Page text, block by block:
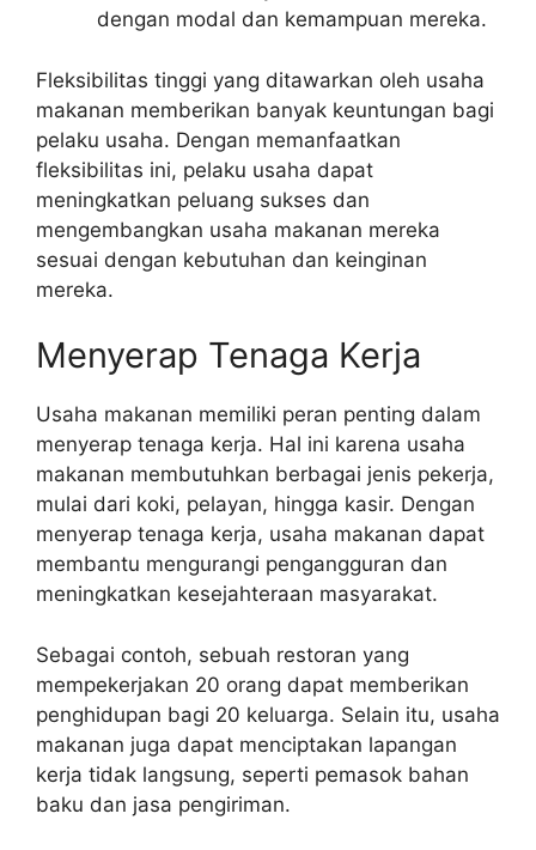
dengan modal dan kemampuan mereka.
Fleksibilitas tinggi yang ditawarkan oleh usaha
makanan memberikan banyak keuntungan bagi
pelaku usaha. Dengan memanfaatkan
fleksibilitas ini, pelaku usaha dapat
meningkatkan peluang sukses dan
mengembangkan usaha makanan mereka
sesuai dengan kebutuhan dan keinginan
mereka.
Menyerap Tenaga Kerja
Usaha makanan memiliki peran penting dalam
menyerap tenaga kerja. Hal ini karena usaha
makanan membutuhkan berbagai jenis pekerja,
mulai dari koki, pelayan, hingga kasir. Dengan
menyerap tenaga kerja, usaha makanan dapat
membantu mengurangi pengangguran dan
meningkatkan kesejahteraan masyarakat.
Sebagai contoh, sebuah restoran yang
mempekerjakan 20 orang dapat memberikan
penghidupan bagi 20 keluarga. Selain itu, usaha
makanan juga dapat menciptakan lapangan
kerja tidak langsung, seperti pemasok bahan
baku dan jasa pengiriman.